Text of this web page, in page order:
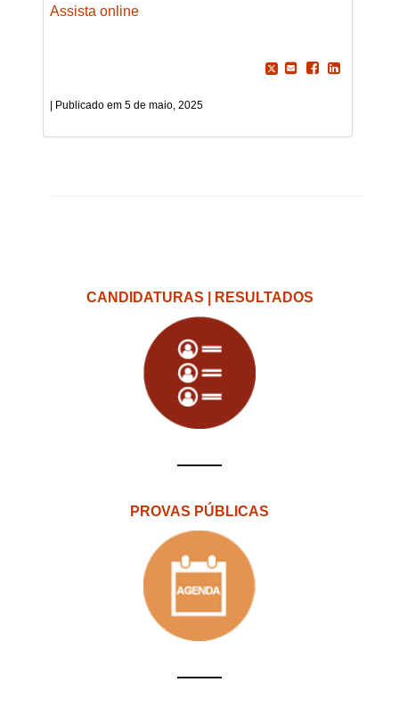
Assista online
5 de maio, 2025
CANDIDATURAS | RESULTADOS
PROVAS PÚBLICAS